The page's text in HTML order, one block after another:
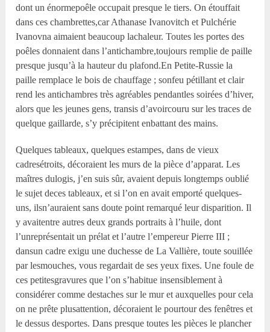
dont un énormepoêle occupait presque le tiers. On étouffait
dans ces chambrettes,car Athanase Ivanovitch et Pulchérie
Ivanovna aimaient beaucoup lachaleur. Toutes les portes des
poêles donnaient dans l’antichambre,toujours remplie de paille
presque jusqu’à la hauteur du plafond.En Petite-Russie la
paille remplace le bois de chauffage ; sonfeu pétillant et clair
rend les antichambres très agréables pendantles soirées d’hiver,
alors que les jeunes gens, transis d’avoircouru sur les traces de
quelque gaillarde, s’y précipitent enbattant des mains.
Quelques tableaux, quelques estampes, dans de vieux
cadresétroits, décoraient les murs de la pièce d’apparat. Les
maîtres dulogis, j’en suis sûr, avaient depuis longtemps oublié
le sujet deces tableaux, et si l’on en avait emporté quelques-
uns, ilsn’auraient sans doute point remarqué leur disparition. Il
y avaitentre autres deux grands portraits à l’huile, dont
l’unreprésentait un prélat et l’autre l’empereur Pierre III ;
dansun cadre exigu une duchesse de La Vallière, toute souillée
par lesmouches, vous regardait de ses yeux fixes. Une foule de
ces petitesgravures que l’on s’habitue insensiblement à
considérer comme destaches sur le mur et auxquelles pour cela
on ne prête plusattention, décoraient le pourtour des fenêtres et
le dessus desportes. Dans presque toutes les pièces le plancher